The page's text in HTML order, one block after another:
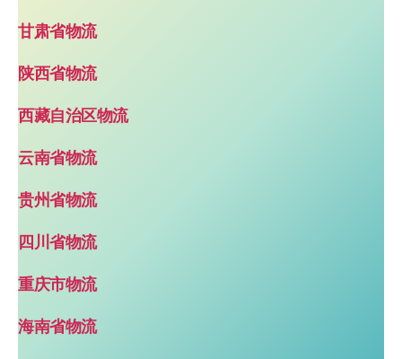
甘肃省物流
陕西省物流
西藏自治区物流
云南省物流
贵州省物流
四川省物流
重庆市物流
海南省物流